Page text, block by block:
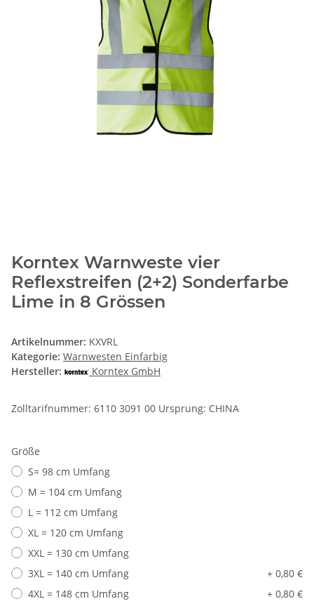
Korntex Warnweste vier
Reflexstreifen (2+2) Sonderfarbe
Lime in 8 Grössen
Artikelnummer: KXVRL
Kategorie: Warnwesten Einfarbig
Hersteller:
Korntex GmbH
Zolltarifnummer: 6110 3091 00 Ursprung: CHINA
Größe
S= 98 cm Umfang
M = 104 cm Umfang
L = 112 cm Umfang
XL = 120 cm Umfang
XXL = 130 cm Umfang
3XL = 140 cm Umfang
+ 0,80 €
4XL = 148 cm Umfang
+ 0,80 €